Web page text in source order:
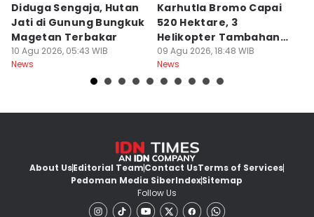
Diduga Sengaja, Hutan
Jati di Gunung Bungkuk
Magetan Terbakar
10 Agu 2026, 05:43 WIB
News
Karhutla Bromo Capai
520 Hektare, 3
Helikopter Tambahan
Diterjunkan
09 Agu 2026, 18:48 WIB
News
About UsEditorial TeamContact UsTerms of Services
Pedoman Media SiberIndexSitemap
Follow Us